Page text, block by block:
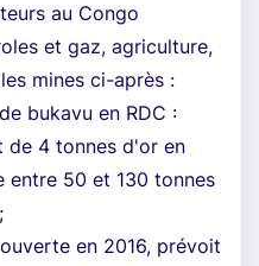
au Congo
et gaz, agriculture,
mines ci-après :
bukavu en RDC :
de 4 tonnes d'or en
entre 50 et 130 tonnes
en 2016, prévoit